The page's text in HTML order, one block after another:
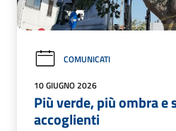
COMUNICATI
10 GIUGNO 2026
Più verde, più ombra e
accoglienti